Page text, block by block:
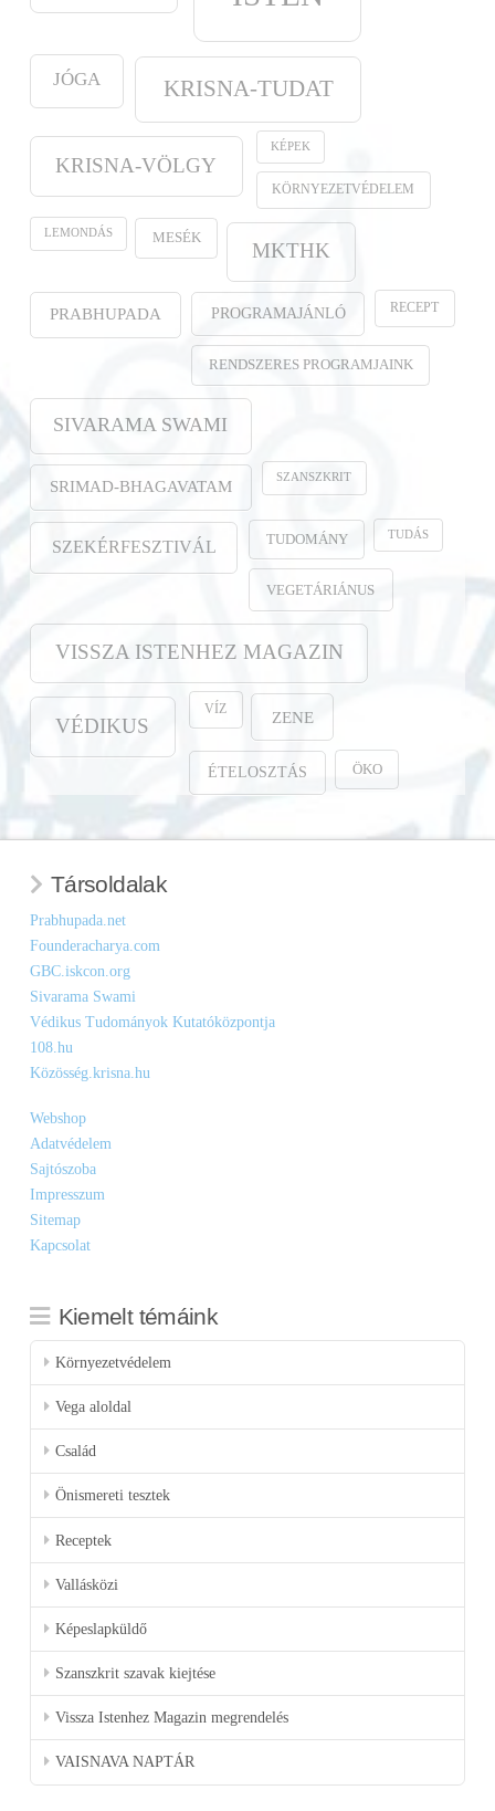
JÓGA KRISNA-TUDAT
KRISNA-VÖLGY
KÉPEK
KÖRNYEZETVÉDELEM
LEMONDÁS MESÉK
MKTHK
PRABHUPADA PROGRAMAJÁNLÓ RECEPT
RENDSZERES PROGRAMJAINK
SIVARAMA SWAMI
SRIMAD-BHAGAVATAM SZANSZKRIT
SZEKÉRFESZTIVÁL TUDOMÁNY TUDÁS
VEGETÁRIÁNUS
VISSZA ISTENHEZ MAGAZIN
VÉDIKUS
VÍZ ZENE
ÉTELOSZTÁS ÖKO
Társoldalak
Prabhupada.net
Founderacharya.com
GBC.iskcon.org
Sivarama Swami
Védikus Tudományok Kutatóközpontja
108.hu
Közösség.krisna.hu
Webshop
Adatvédelem
Sajtószoba
Impresszum
Sitemap
Kapcsolat
Kiemelt témáink
Környezetvédelem
Vega aloldal
Család
Önismereti tesztek
Receptek
Vallásközi
Képeslapküldő
Szanszkrit szavak kiejtése
Vissza Istenhez Magazin megrendelés
VAISNAVA NAPTÁR